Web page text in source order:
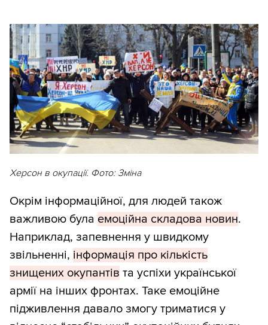
Херсон в окупації. Фото: Зміна
Окрім інформаційної, для людей також
важливою була емоційна складова новин.
Наприклад, запевнення у швидкому
звільненні, інформація про кількість
знищених окупантів та успіхи української
армії на інших фронтах. Таке емоційне
підживлення давало змогу триматися у